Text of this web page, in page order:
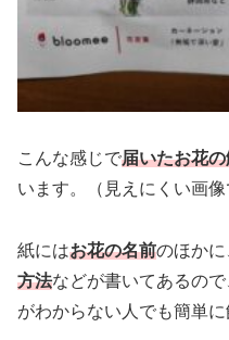
こんな感じで届いたお花
います。（見えにくい画像
紙にはお花の名前のほかに
方法などが書いてあるの
がわからない人でも簡単に